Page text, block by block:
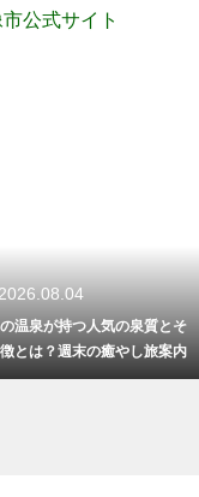
公式サイト
温泉が持つ人気の泉質とそ
とは？週末の癒やし旅案内